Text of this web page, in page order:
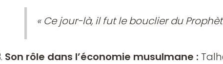
« Ce jour-là, il fut le bouclier du
Son rôle dans l’économie musulmane :